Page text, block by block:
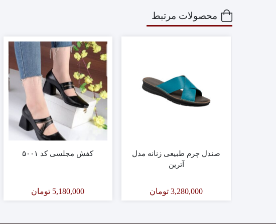
محصولات مرتبط
صندل چرم طبیعی زنانه مدل
آترین
3,280,000 تومان
کفش مجلسی کد ۵۰۰۱
5,180,000 تومان